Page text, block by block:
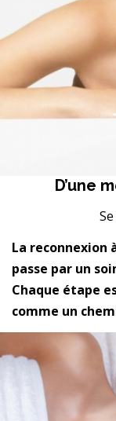
D’une
La reconnexion
passe par un
Chaque étape
comme un